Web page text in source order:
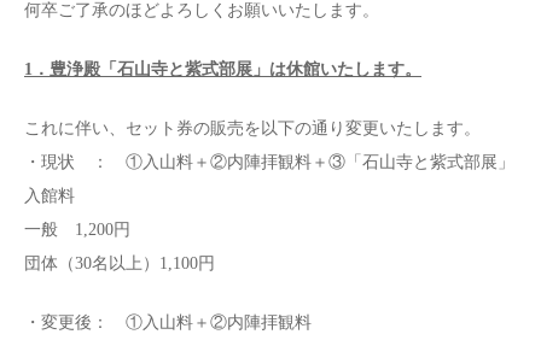
何卒ご了承のほどよろしくお願いいたします。
1．豊浄殿「石山寺と紫式部展」は休館いたします。
これに伴い、セット券の販売を以下の通り変更いたします。
・現状 ： ①入山料＋②内陣拝観料＋③「石山寺と紫式部展」
入館料
一般 1,200円
団体（30名以上）1,100円
・変更後： ①入山料＋②内陣拝観料